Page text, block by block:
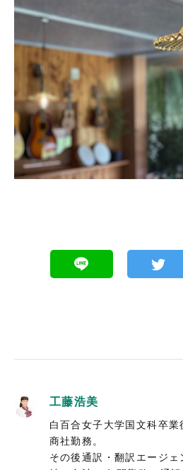
工藤浩美
白百合女子大学国文科卒業
商社勤務。
その後通訳・翻訳エージェ